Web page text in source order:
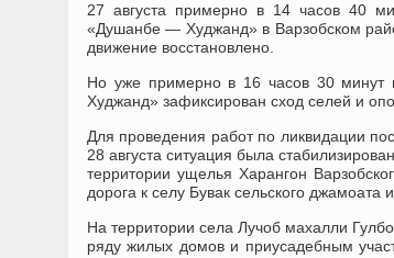
27 августа примерно в 14 часов 40
«Душанбе — Худжанд» в Варзобском
движение восстановлено.
Но уже примерно в 16 часов 30 минут
Худжанд» зафиксирован сход селей и
Для проведения работ по ликвидации
28 августа ситуация была
территории ущелья Харангон
дорога к селу Бувак сельского
На территории села Лучоб махалли
ряду жилых домов и приусадебным